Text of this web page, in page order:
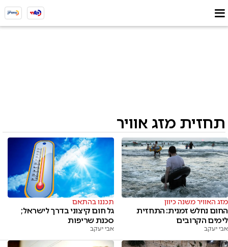
תחזית מזג אוויר
מזג האוויר משנה כיוון
החום נחלש זמנית: התחזית
לימים הקרובים
אבי יעקב
תכננו בהתאם
גל חום קיצוני בדרך לישראל;
סכנת שריפות
אבי יעקב